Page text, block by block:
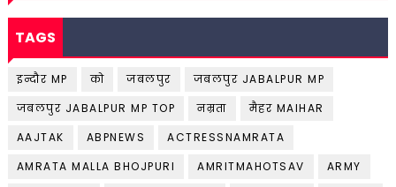
TAGS
इन्दौर MP को जबलपुर
जबलपुर JABALPUR MP
जबलपुर JABALPUR MP TOP
नम्रता
मैहर MAIHAR
AAJTAK
ABPNEWS
ACTRESSNAMRATA
AMRATA MALLA BHOJPURI
AMRITMAHOTSAV
ARMY